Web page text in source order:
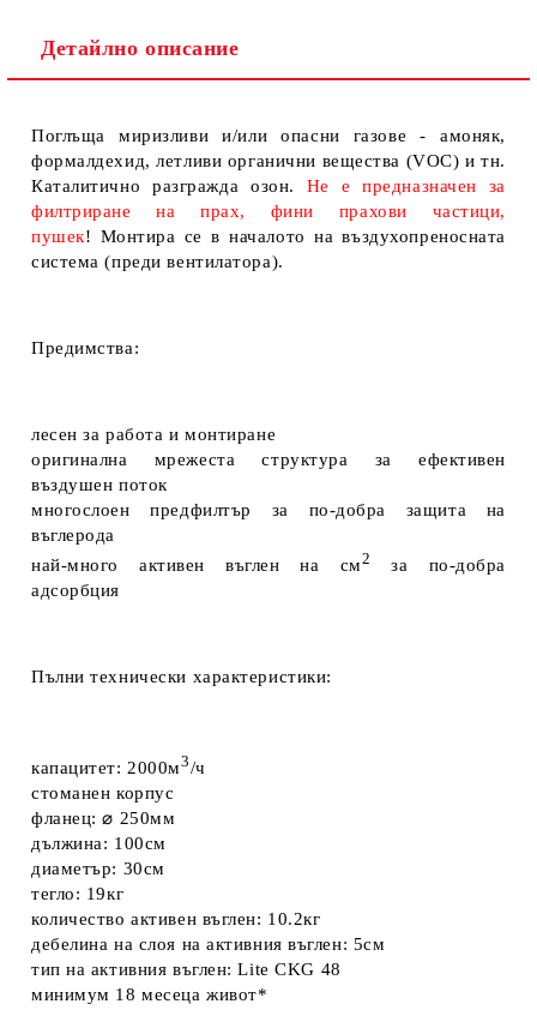
Детайлно описание
Поглъща миризливи и/или опасни газове - амоняк,
формалдехид, летливи органични вещества (VOC) и тн.
Каталитично разгражда озон. Не е предназначен за
филтриране на прах, фини прахови частици,
пушек! Монтира се в началото на въздухопреносната
система (преди вентилатора).
Предимства:
лесен за работа и монтиране
оригинална мрежеста структура за ефективен
въздушен поток
многослоен предфилтър за по-добра защита на
въглерода
най-много активен въглен на см2
за по-добра
адсорбция
Пълни технически характеристики:
капацитет: 2000м3/ч
стоманенкорпус
фланец:⌀ 250мм
дължина: 100см
диаметър: 30см
тегло: 19кг
количество активен въглен: 10.2кг
дебелина на слоя на активния въглен: 5см
тип на активния въглен:LiteCKG 48
минимум 18 месеца живот*